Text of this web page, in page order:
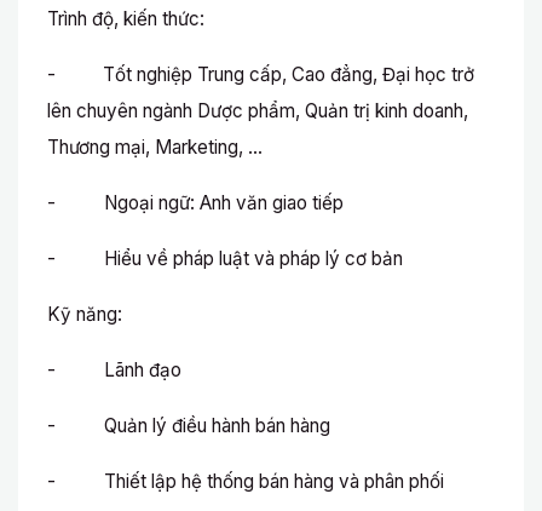
Trình độ, kiến thức:
-
​ Tốt nghiệp Trung cấp, Cao đẳng, Đại học trở
lên chuyên ngành Dược phẩm, Quản trị kinh doanh,
Thương mại, Marketing, …
- Ngoại ngữ: Anh văn giao tiếp
- Hiểu về pháp luật và pháp lý cơ bản
Kỹ năng:
- Lãnh đạo
- Quản lý điều hành bán hàng
- Thiết lập hệ thống bán hàng và phân phối